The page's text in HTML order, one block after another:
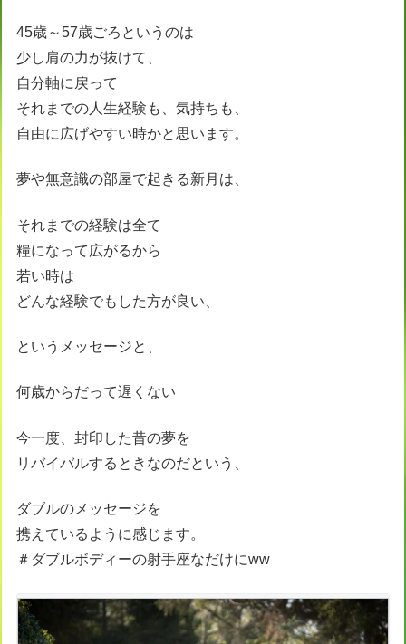
45歳～57歳ごろというのは
少し肩の力が抜けて、
自分軸に戻って
それまでの人生経験も、気持ちも、
自由に広げやすい時かと思います。
夢や無意識の部屋で起きる新月は、
それまでの経験は全て
糧になって広がるから
若い時は
どんな経験でもした方が良い、
というメッセージと、
何歳からだって遅くない
今一度、封印した昔の夢を
リバイバルするときなのだという、
ダブルのメッセージを
携えているように感じます。
＃ダブルボディーの射手座なだけにww